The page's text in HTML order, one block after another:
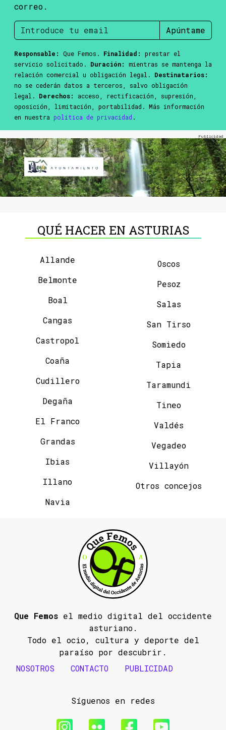
correo.
Apúntame
Responsable: Que Femos. Finalidad:
prestar el
servicio solicitado. Duración:
mientras se mantenga la
relación comercial u obligación legal. Destinatarios:
no se cederán datos a terceros, salvo obligación
legal. Derechos:
acceso, rectificación, supresión,
oposición, limitación, portabilidad. Más información
en nuestra política de privacidad .
QUÉ HACER EN ASTURIAS
Allande
Belmonte
Boal
Cangas
Castropol
Coaña
Cudillero
Degaña
El Franco
Grandas
Ibias
Illano
Navia
Oscos
Pesoz
Salas
San Tirso
Somiedo
Tapia
Taramundi
Tineo
Valdés
Vegadeo
Villayón
Otros concejos
Que Femos el medio digital del occidente
asturiano.
Todo el ocio, cultura y deporte del
paraíso por descubrir.
NOSOTROS
CONTACTO PUBLICIDAD
Síguenos en redes